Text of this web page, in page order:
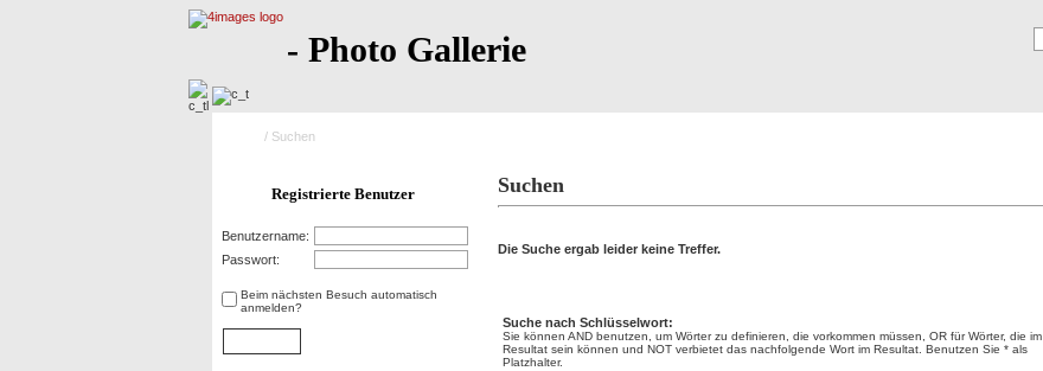
- Photo Gallerie
/ Suchen
Registrierte Benutzer
Benutzername:
Passwort:
Beim nächsten Besuch automatisch
anmelden?
Suchen
Die Suche ergab leider keine Treffer.
Suche nach Schlüsselwort:
Sie können AND benutzen, um Wörter zu definieren, die vorkommen müssen, OR für Wörter, die im
Resultat sein können und NOT verbietet das nachfolgende Wort im Resultat. Benutzen Sie * als
Platzhalter.